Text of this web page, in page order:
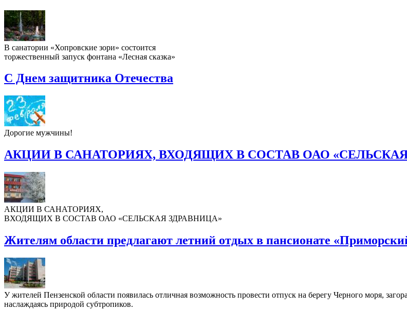
В санатории «Хопровские зори» состоится
торжественный запуск фонтана «Лесная сказка»
С Днем защитника Отечества
Дорогие мужчины!
АКЦИИ В САНАТОРИЯХ, ВХОДЯЩИХ В СОСТАВ ОАО
АКЦИИ В САНАТОРИЯХ,
ВХОДЯЩИХ В СОСТАВ ОАО «СЕЛЬСКАЯ ЗДРАВНИЦА»
Жителям области предлагают летний отдых в пансионате
У жителей Пензенской области появилась отличная возможность провести отпуск на берегу Черного моря,
наслаждаясь природой субтропиков.